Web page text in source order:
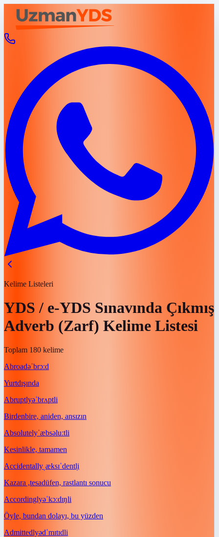
Kelime Listeleri
YDS / e-YDS Sınavında Çıkmış
Adverb (Zarf) Kelime Listesi
Toplam 180 kelime
Abroadəˈbrɔːd
Yurtdışında
Abruptlyəˈbrʌptli
Birdenbire, aniden, ansızın
Absolutelyˈæbsəluːtli
Kesinlikle, tamamen
Accidentally ˌæksɪˈdentl̩i
Kazara ,tesadüfen, rastlantı sonucu
Accordinglyəˈkɔːdɪŋli
Öyle, bundan dolayı, bu yüzden
Admittedlyədˈmɪtɪdli